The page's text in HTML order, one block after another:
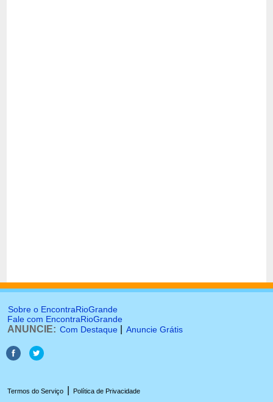
Sobre o EncontraRioGrande
Fale com EncontraRioGrande
ANUNCIE: Com Destaque Anuncie Grátis
Termos do Serviço Política de Privacidade